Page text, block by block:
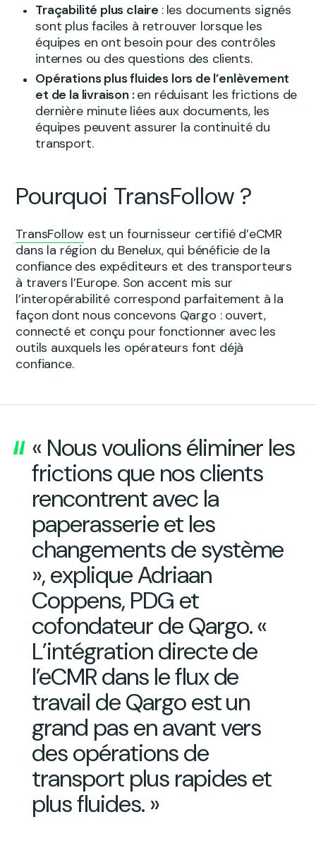
Traçabilité plus claire : les documents signés
sont plus faciles à retrouver lorsque les
équipes en ont besoin pour des contrôles
internes ou des questions des clients.
Opérations plus fluides lors de l’enlèvement
et de la livraison :en réduisant les frictions de
dernière minute liées aux documents, les
équipes peuvent assurer la continuité du
transport.
Pourquoi TransFollow ?
TransFollow est un fournisseur certifié d’eCMR
dans la région du Benelux, qui bénéficie de la
confiance des expéditeurs et des transporteurs
à travers l’Europe. Son accent mis sur
l’interopérabilité correspond parfaitement à la
façon dont nous concevons Qargo : ouvert,
connecté et conçu pour fonctionner avec les
outils auxquels les opérateurs font déjà
confiance.
« Nous voulions éliminer les
frictions que nos clients
rencontrent avec la
paperasserie et les
changements de système
», explique Adriaan
Coppens, PDG et
cofondateur de Qargo. «
L’intégration directe de
l’eCMR dans le flux de
travail de Qargo est un
grand pas en avant vers
des opérations de
transport plus rapides et
plus fluides. »